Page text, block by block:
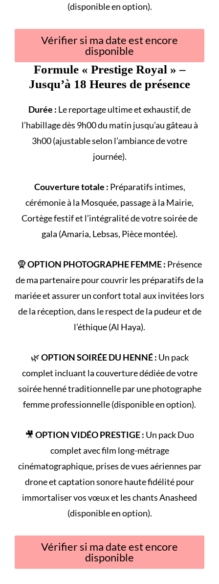
(disponible en option).
Vérifier si ma date est encore
disponible
Formule « Prestige Royal » –
Jusqu’à 18 Heures de présence
Durée : Le reportage ultime et exhaustif, de
l’habillage dès 9h00 du matin jusqu’au gâteau à
3h00 (ajustable selon l’ambiance de votre
journée).
Couverture totale : Préparatifs intimes,
cérémonie à la Mosquée, passage à la Mairie,
Cortègefestif et l’intégralité de votresoirée de
gala (Amaria, Lebsas, Pièce montée).
🧕OPTION PHOTOGRAPHE FEMME : Présence
de ma partenaire pour couvrir les préparatifs de la
mariée et assurer un confort total aux invitées lors
de la réception, dans le respect de la pudeur et de
l’éthique (Al Haya).
🌿OPTION SOIRÉE DU HENNÉ : Un pack
complet incluant la couverture dédiée de votre
soirée hennétraditionnelle par une photographe
femme professionnelle (disponible en option).
🎥 OPTION VIDÉO PRESTIGE : Un pack Duo
complet avec film long-métrage
cinématographique, prises de vues aériennes par
drone et captation sonore haute fidélité pour
immortaliser vos vœux et les chants Anasheed
(disponible en option).
Vérifier si ma date est encore
disponible